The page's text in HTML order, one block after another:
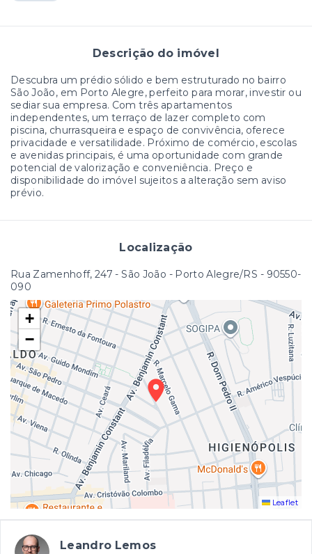
Descrição do imóvel
Descubra um prédio sólido e bem estruturado no bairro
São João, em Porto Alegre, perfeito para morar, investir ou
sediar sua empresa. Com três apartamentos
independentes, um terraço de lazer completo com
piscina, churrasqueira e espaço de convivência, oferece
privacidade e versatilidade. Próximo de comércio, escolas
e avenidas principais, é uma oportunidade com grande
potencial de valorização e conveniência. Preço e
disponibilidade do imóvel sujeitos a alteração sem aviso
prévio.
Localização
Rua Zamenhoff, 247 - São João - Porto Alegre/RS - 90550-
090
+
−
Leaflet
Leandro Lemos